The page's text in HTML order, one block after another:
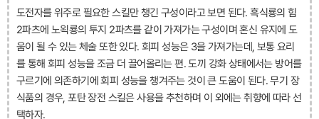
도전자를 위주로 필요한 스킬만 챙긴 구성이라고 보면 된다. 흑식룡의 힘
2파츠에 노왹룡의 투지 2파츠를 같이 가져가는 구성이며 혼신 유지에 도
움이 될 수 있는 체술 또한 있다. 회피 성능은 3을 가져가는데, 보통 요리
를 통해 회피 성능을 조금 더 끌어올리는 편. 도끼 강화 상태에서는 방어를
구르기에 의존하기에 회피 성능을 챙겨주는 것이 큰 도움이 된다. 무기 장
식품의 경우, 포탄 장전 스킬은 사용을 추천하며 이 외에는 취향에 따라 선
택하자.